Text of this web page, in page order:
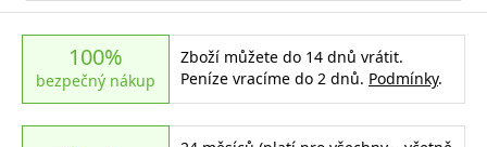
100%
bezpečný nákup
Zboží můžete do 14 dnů vrátit.
Peníze vracíme do 2 dnů. Podmínky.